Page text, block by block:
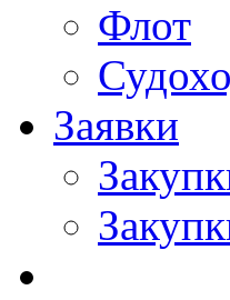
Флот
Заявки